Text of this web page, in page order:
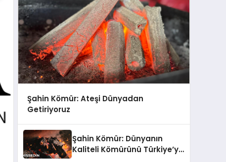
Şahin Kömür: Ateşi Dünyadan
Getiriyoruz
Şahin Kömür: Dünyanın
Kaliteli Kömürünü Türkiye’ye